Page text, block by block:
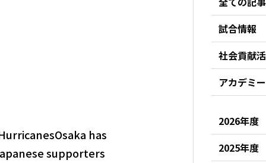
has
supporters
試合情報
社会貢献
アカデミ
2026年度
2025年度